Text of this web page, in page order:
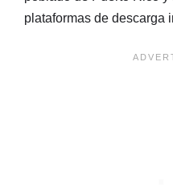
plataformas de descarga